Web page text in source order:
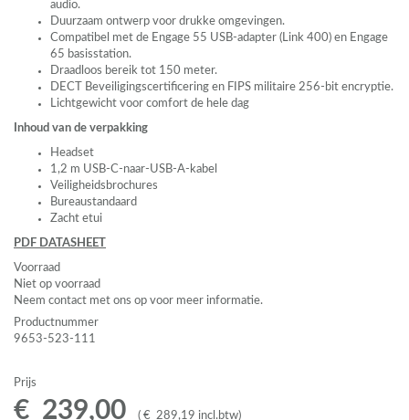
audio.
Duurzaam ontwerp voor drukke omgevingen.
Compatibel met de Engage 55 USB-adapter (Link 400) en Engage
65 basisstation.
Draadloos bereik tot 150 meter.
DECT
Beveiligingscertificering en FIPS militaire 256-bit encryptie.
Lichtgewicht voor comfort de hele dag
Inhoud van de verpakking
Headset
1,2 m USB-C-naar-USB-A-kabel
Veiligheidsbrochures
Bureaustandaard
Zacht etui
PDF DATASHEET
Voorraad
Niet op voorraad
Neem contact met ons op voor meer informatie.
Productnummer
9653-523-111
Prijs
€ 239,00 ( € 289,19 incl.btw)